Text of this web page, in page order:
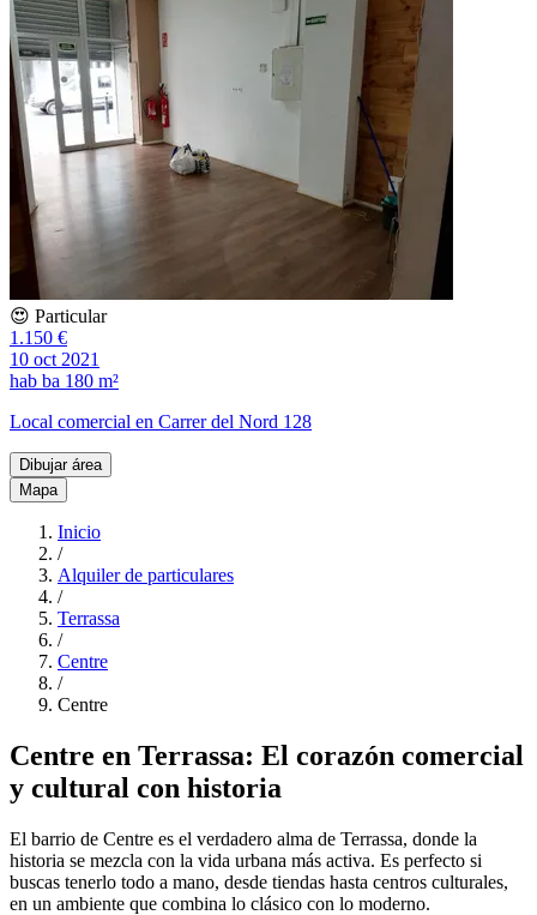
😍 Particular
1.150 €
10 oct 2021
hab ba 180 m²
Local comercial en Carrer del Nord 128
Dibujar área
Mapa
Inicio
/
Alquiler de particulares
/
Terrassa
/
Centre
/
Centre
Centre en Terrassa: El corazón comercial
y cultural con historia
El barrio de Centre es el verdadero alma de Terrassa, donde la
historia se mezcla con la vida urbana más activa. Es perfecto si
buscas tenerlo todo a mano, desde tiendas hasta centros culturales,
en un ambiente que combina lo clásico con lo moderno.